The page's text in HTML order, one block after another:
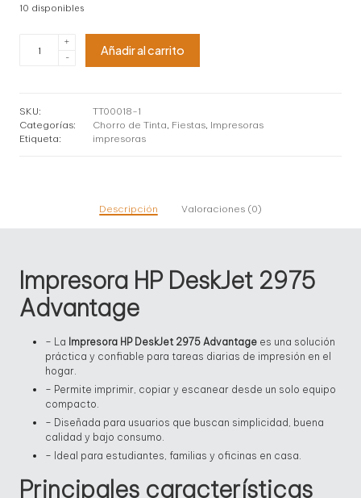
$ 129,00.$ 113,00.
10 disponibles
Impresora
Advantage
2975
cantidad
-
+
Añadir al carrito
SKU:
TT00018-1
Categorías:
Chorro de Tinta Fiestas Impresoras
Etiqueta:
impresoras
Descripción Valoraciones (0)
Impresora HP DeskJet 2975
Advantage
– La Impresora HP DeskJet 2975 Advantage es una solución
práctica y confiable para tareas diarias de impresión en el
hogar.
– Permite imprimir, copiar y escanear desde un solo equipo
compacto.
– Diseñada para usuarios que buscan simplicidad, buena
calidad y bajo consumo.
– Ideal para estudiantes, familias y oficinas en casa.
Principales características